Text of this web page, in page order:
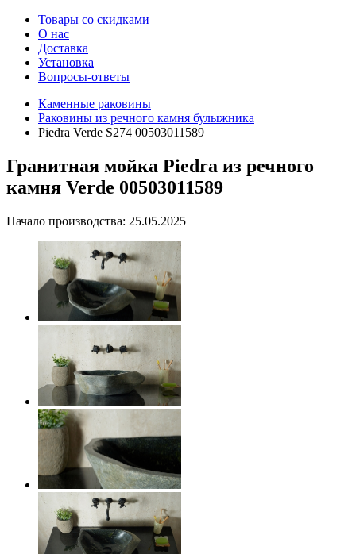
Товары со скидками
О нас
Доставка
Установка
Вопросы-ответы
Каменные раковины
Раковины из речного камня булыжника
Piedra Verde S274 00503011589
Гранитная мойка Piedra из речного
камня Verde 00503011589
Начало производства: 25.05.2025